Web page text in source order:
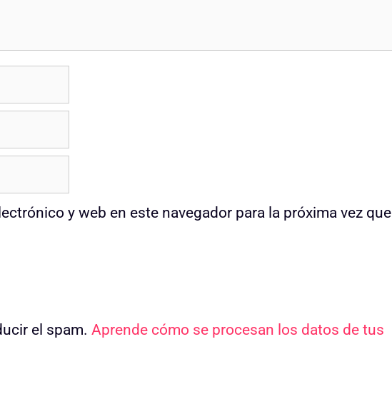
y web en este navegador para la próxima vez que
el spam. Aprende cómo se procesan los datos de tus